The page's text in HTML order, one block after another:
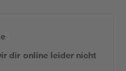
dir online leider nicht